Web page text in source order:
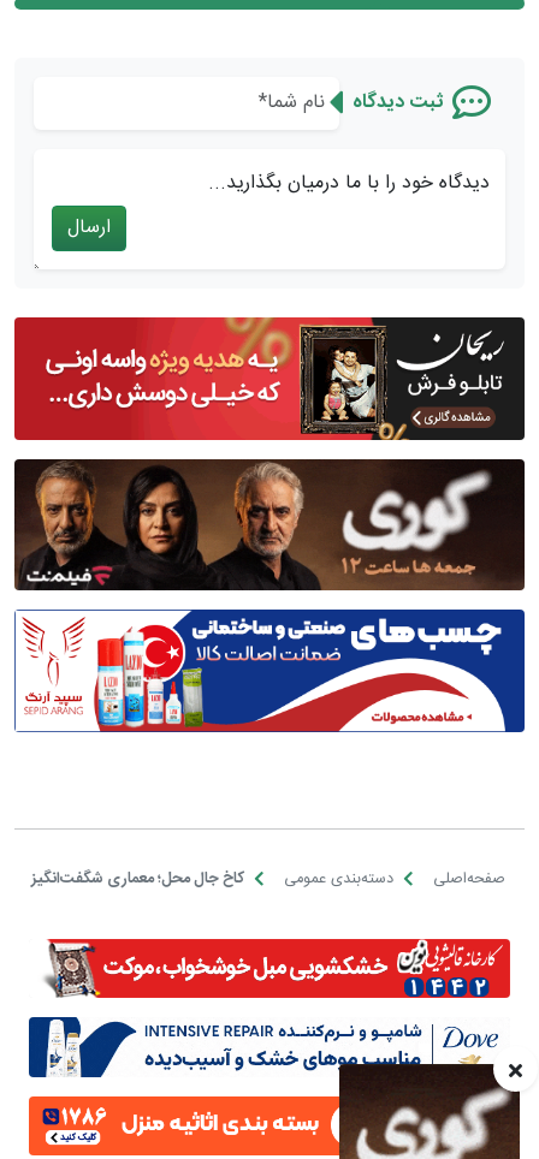
ثبت دیدگاه
دیدگاه خود را با ما درمیان بگذارید...
ارسال